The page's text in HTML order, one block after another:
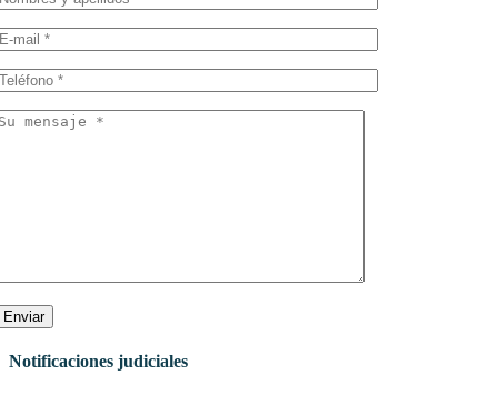
Enviar
Notificaciones judiciales